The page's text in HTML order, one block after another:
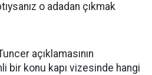
o adadan çıkmak
açıklamasının
bir konu kapı vizesinde hangi